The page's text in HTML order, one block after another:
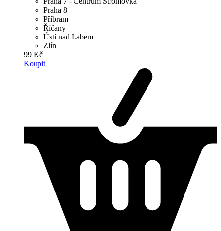
Praha 8
Příbram
Říčany
Ústí nad Labem
Zlín
99 Kč
Koupit